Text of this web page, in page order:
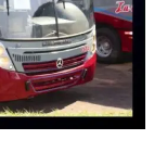
ACECOR
nos cuenta en
pasaje…